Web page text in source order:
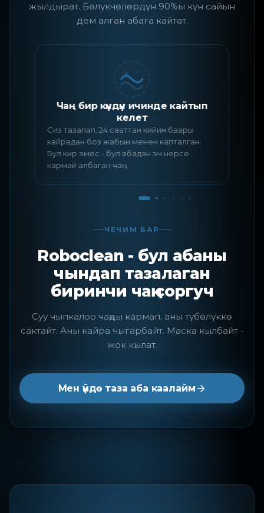
жылдырат. Бөлүкчөлөрдүн 90%ы күн сайын
дем алган абага кайтат.
Чаң бир күндүн ичинде кайтып
келет
Сиз тазалап, 24 сааттан кийин баары
кайрадан боз жабын менен капталган.
Бул кир эмес - бул абадан эч нерсе
кармай албаган чаң.
ЧЕЧИМ БАР
Roboclean - бул абаны
чындап тазалаган
биринчи чаң соргуч
Суу чыпкалоо чаңды кармап, аны түбөлүккө
сактайт. Аны кайра чыгарбайт. Маска кылбайт -
жок кылат.
Мен үйдө таза аба каалайм